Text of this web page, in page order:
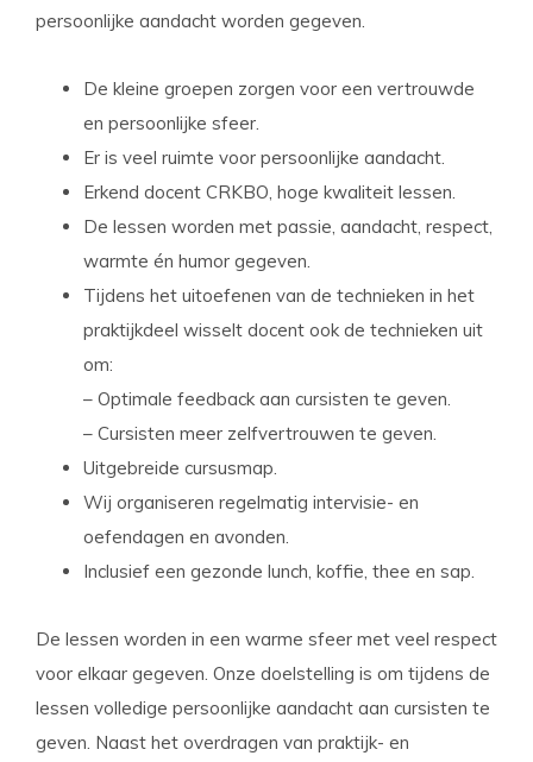
persoonlijke aandacht worden gegeven.
De kleine groepen zorgen voor een vertrouwde
en persoonlijke sfeer.
Er is veel ruimte voor persoonlijke aandacht.
Erkend docent CRKBO, hoge kwaliteit lessen.
De lessen worden met passie, aandacht, respect,
warmte én humor gegeven.
Tijdens het uitoefenen van de technieken in het
praktijkdeel wisselt docent ook de technieken uit
om:
– Optimale feedback aan cursisten te geven.
– Cursisten meer zelfvertrouwen te geven.
Uitgebreide cursusmap.
Wij organiseren regelmatig intervisie- en
oefendagen en avonden.
Inclusief een gezonde lunch, koffie, thee en sap.
De lessen worden in een warme sfeer met veel respect
voor elkaar gegeven. Onze doelstelling is om tijdens de
lessen volledige persoonlijke aandacht aan cursisten te
geven. Naast het overdragen van praktijk- en